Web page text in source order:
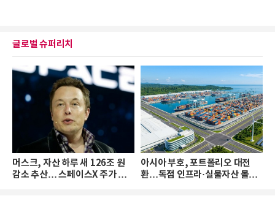
글로벌 슈퍼리치
머스크, 자산 하루 새 126조 원
감소 추산… 스페이스X 주가 하
아시아 부호, 포트폴리오 대전
환…독점 인프라·실물자산 몰린